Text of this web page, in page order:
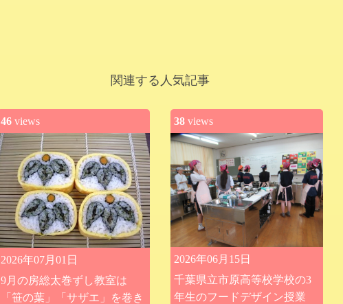
関連する人気記事
46 views
2026年07月01日
9月の房総太巻ずし教室は
「笹の葉」「サザエ」を巻き
38 views
2026年06月15日
千葉県立市原高等校学校の3
年生のフードデザイン授業